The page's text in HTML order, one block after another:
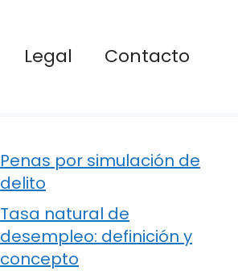
Legal Contacto
Penas por simulación de
delito
Tasa natural de
desempleo: definición y
concepto